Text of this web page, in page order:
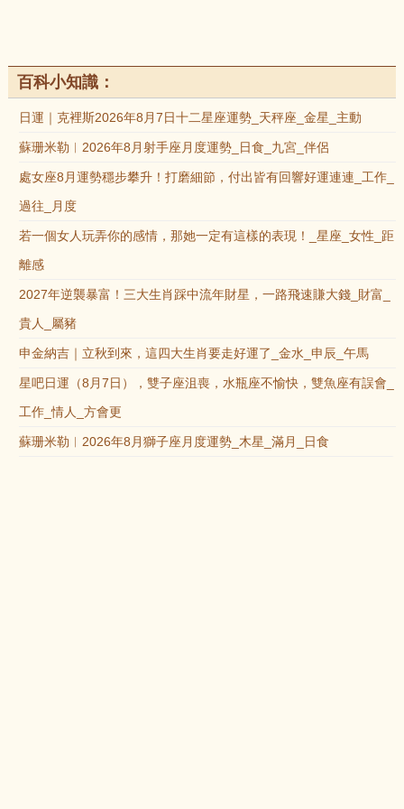
百科小知識：
日運｜克裡斯2026年8月7日十二星座運勢_天秤座_金星_主動
蘇珊米勒︱2026年8月射手座月度運勢_日食_九宮_伴侶
處女座8月運勢穩步攀升！打磨細節，付出皆有回響好運連連_工作_
過往_月度
若一個女人玩弄你的感情，那她一定有這樣的表現！_星座_女性_距
離感
2027年逆襲暴富！三大生肖踩中流年財星，一路飛速賺大錢_財富_
貴人_屬豬
申金納吉｜立秋到來，這四大生肖要走好運了_金水_申辰_午馬
星吧日運（8月7日），雙子座沮喪，水瓶座不愉快，雙魚座有誤會_
工作_情人_方會更
蘇珊米勒︱2026年8月獅子座月度運勢_木星_滿月_日食